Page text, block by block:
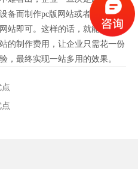
备而制作pc版网站或者是手机版
站即可。这样的话，就能够在一
的制作费用，让企业只需花一份
，最终实现一站多用的效果。